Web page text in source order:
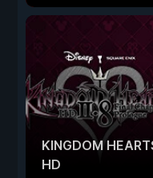
KINGDOM
HD